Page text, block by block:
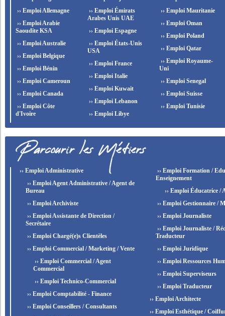
›› Emploi Allemagne
›› Emploi Arabie
Saoudite KSA
›› Emploi Australie
›› Emploi Belgique
›› Emploi Bénin
›› Emploi Cameroun
›› Emploi Canada
›› Emploi Côte
d'Ivoire
›› Emploi Émirats
Arabes Unis UAE
›› Emploi Espagne
›› Emploi États-Unis
USA
›› Emploi France
›› Emploi Italie
›› Emploi Kuwait
›› Emploi Lebanon
›› Emploi Libye
›› Emploi Mauritanie
›› Emploi Oman
›› Emploi Poland
›› Emploi Qatar
›› Emploi Royaume-
Uni
›› Emploi Senegal
›› Emploi Suisse
›› Emploi Tunisie
›› Emploi Administrative
›› Emploi Agent Administrative / Agent de
Bureau
›› Emploi Archiviste
›› Emploi Assistante de Direction /
Secrétaire
›› Emploi Chargé(e)s Clientèles
›› Emploi Commercial / Marketing / Vente
›› Emploi Commercial / Agent
Commercial
›› Emploi Technico-Commercial
›› Emploi Comptabilité - Finance
›› Emploi Conseillers / Consultants
›› Emploi Formation /
Enseignement
›› Emploi Éducatrice /
›› Emploi Gestionnaire /
›› Emploi Journaliste
›› Emploi Journaliste /
Traducteur
›› Emploi Juridique
›› Emploi Ressources
›› Emploi Superviseurs
›› Emploi Traducteur
›› Emploi Architecte
›› Emploi Esthétique /